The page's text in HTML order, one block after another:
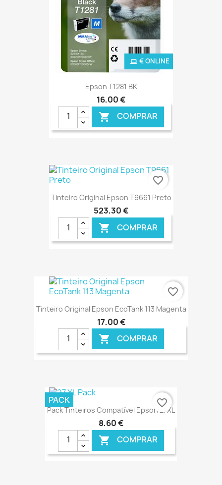
Epson T1281 BK
16,00 €
 COMPRAR
€ ONLINE
Tinteiro Original Epson T9661 Preto
523,30 €
 COMPRAR
favorite_border
Tinteiro Original Epson EcoTank 113 Magenta
17,00 €
 COMPRAR
favorite_border
Pack Tinteiros Compatível Epson 27XL
8,60 €
 COMPRAR
PACK favorite_border